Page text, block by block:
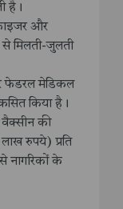
है।
और
मिलती-जुलती
फेडरल मेडिकल
किया है।
की
रुपये) प्रति
नागरिकों के